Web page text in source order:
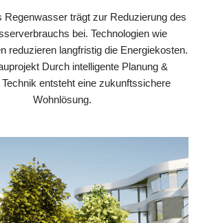
Regenwasser trägt zur Reduzierung des
bei. Technologien wie
reduzieren langfristig die Energiekosten.
Durch intelligente Planung &
entsteht eine zukunftssichere
Wohnlösung.